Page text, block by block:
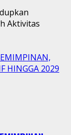
Aktivitas
HINGGA 2029